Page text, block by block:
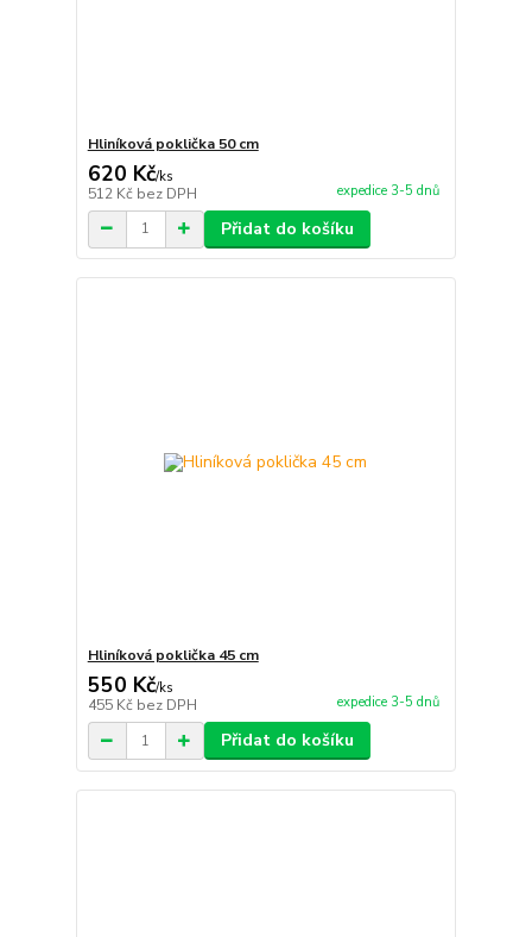
Hliníková poklička 50 cm
620 Kč/ks
512 Kč bez DPH expedice 3-5 dnů
Přidat do košíku
Hliníková poklička 45 cm
550 Kč/ks
455 Kč bez DPH expedice 3-5 dnů
Přidat do košíku